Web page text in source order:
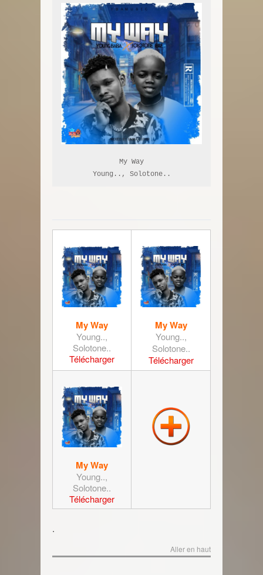
My Way
Young.., Solotone..
My Way
Young..,
Solotone..
Télécharger
My Way
Young..,
Solotone..
Télécharger
My Way
Young..,
Solotone..
Télécharger
.
Aller en haut